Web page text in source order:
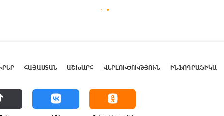
ՀԱՅԱՍՏԱՆ ԱՇԽԱՐՀ ՎԵՐԼՈՒԾՈՒԹՅՈՒՆ ԻՆՖՈԳՐԱՖԻԿԱ